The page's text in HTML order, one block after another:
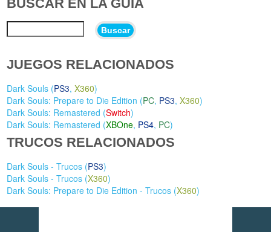
BUSCAR EN LA GUÍA
Buscar
JUEGOS RELACIONADOS
Dark Souls (PS3,X360)
Dark Souls: Prepare to Die Edition (PC, PS3,X360)
Dark Souls: Remastered (Switch)
Dark Souls: Remastered (XBOne, PS4, PC)
TRUCOS RELACIONADOS
Dark Souls - Trucos (PS3)
Dark Souls - Trucos (X360)
Dark Souls: Prepare to Die Edition - Trucos (X360)